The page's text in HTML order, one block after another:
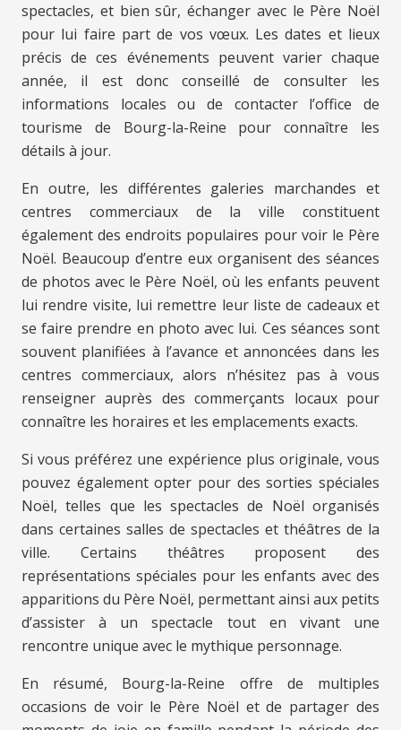
spectacles, et bien sûr, échanger avec le Père Noël
pour lui faire part de vos vœux. Les dates et lieux
précis de ces événements peuvent varier chaque
année, il est donc conseillé de consulter les
informations locales ou de contacter l’office de
tourisme de Bourg-la-Reine pour connaître les
détails à jour.
En outre, les différentes galeries marchandes et
centres commerciaux de la ville constituent
également des endroits populaires pour voir le Père
Noël. Beaucoup d’entre eux organisent des séances
de photos avec le Père Noël, où les enfants peuvent
lui rendre visite, lui remettre leur liste de cadeaux et
se faire prendre en photo avec lui. Ces séances sont
souvent planifiées à l’avance et annoncées dans les
centres commerciaux, alors n’hésitez pas à vous
renseigner auprès des commerçants locaux pour
connaître les horaires et les emplacements exacts.
Si vous préférez une expérience plus originale, vous
pouvez également opter pour des sorties spéciales
Noël, telles que les spectacles de Noël organisés
dans certaines salles de spectacles et théâtres de la
ville. Certains théâtres proposent des
représentations spéciales pour les enfants avec des
apparitions du Père Noël, permettant ainsi aux petits
d’assister à un spectacle tout en vivant une
rencontre unique avec le mythique personnage.
En résumé, Bourg-la-Reine offre de multiples
occasions de voir le Père Noël et de partager des